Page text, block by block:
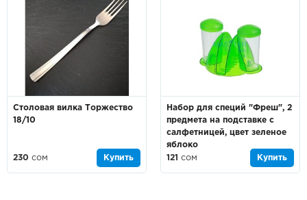
Столовая вилка Торжество
18/10
230 сом Купить
Набор для специй "Фреш", 2
предмета на подставке с
салфетницей, цвет зеленое
яблоко
121 сом Купить